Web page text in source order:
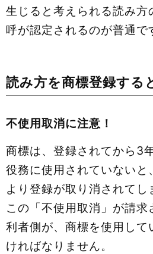
生じると考えられる読み
呼が認定されるのが普通で
読み方を商標登録する
不使用取消に注意！
商標は、登録されてから3
役務に使用されていないと
より登録が取り消されてし
この「不使用取消」が請
利者側が、商標を使用して
ければなりません。